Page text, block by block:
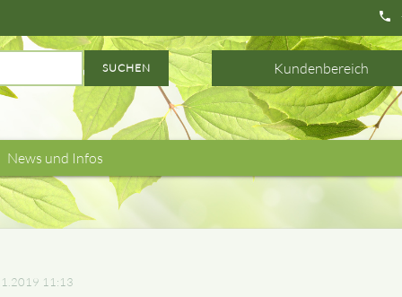
phone
SUCHEN Kundenbereich
News und Infos
11:13